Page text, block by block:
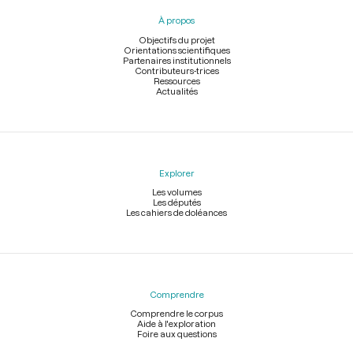
À propos
Objectifs du projet
Orientations scientifiques
Partenaires institutionnels
Contributeurs-trices
Ressources
Actualités
Explorer
Les volumes
Les députés
Les cahiers de doléances
Comprendre
Comprendre le corpus
Aide à l'exploration
Foire aux questions